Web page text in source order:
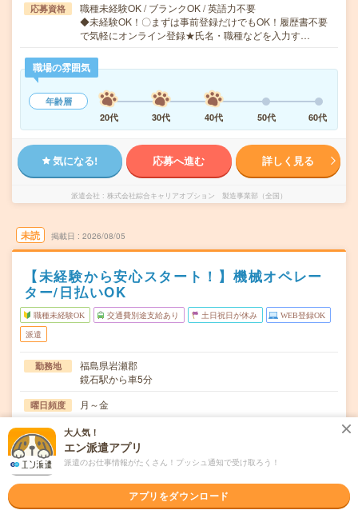
応募資格
職種未経験OK / ブランクOK / 英語力不要
◆未経験OK！〇まずは事前登録だけでもOK！履歴書不要
で気軽にオンライン登録★氏名・職種などを入力す…
職場の雰囲気
年齢層
20代
30代 40代 50代 60代
気になる! 応募へ進む 詳しく見る
派遣会社 株式会社綜合キャリアオプション 製造事業部（全国）
未読 掲載日 2026/08/05
【未経験から安心スタート！】機械オペレー
ター/日払いOK
職種未経験OK 交通費別途支給あり 土日祝日が休み WEB登録OK
派遣
勤務地
福島県岩瀬郡
鏡石駅から車5分
曜日頻度 月～金
時間 08:00～16:5006:00～14:2014:00～22:20
期間 長期でお仕事できる方、大歓迎！
時給 時給1200円
交通費
大人気！
エン派遣アプリ
派遣のお仕事情報がたくさん！プッシュ通知で受け取ろう！
アプリをダウンロード